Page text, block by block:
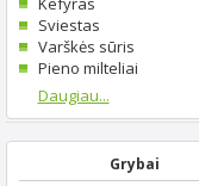
Sviestas
Varškės sūris
Pieno milteliai
Daugiau...
Grybai